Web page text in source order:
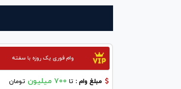
وام فوری یک روزه با سفته
مبلغ وام : تا 700 میلیون تومان